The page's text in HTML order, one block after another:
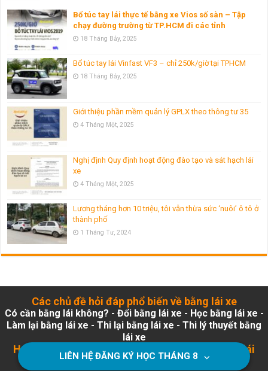
Bổ túc tay lái thực tế bằng xe Vios số sàn – Tập
chạy đường trường từ TP.HCM đi các tỉnh
18 Tháng Bảy, 2025
Bổ túc tay lái Vinfast VF3 – chỉ 250k/giờ tại TPHCM
18 Tháng Bảy, 2025
Giới thiệu phần mềm quản lý GPLX theo thông tư 35
4 Tháng Một, 2025
Nghị định Quy định hoạt động đào tạo và sát hạch lái
xe
4 Tháng Một, 2025
Lương tháng hơn 10 triệu, tôi vẫn thừa sức ‘nuôi’ ô tô ở
thành phố
1 Tháng Tư, 2024
Các chủ đề hỏi đáp phổ biến về bằng lái xe
Có cần bằng lái không? - Đổi bằng lái xe - Học bằng lái xe -
Làm lại bằng lái xe - Thi lại bằng lái xe - Thi lý thuyết bằng
lái xe
Học Lái Nhanh - Học lái xe B1, B2, C, bổ túc tay lái
thầy Tuấn- HocLaiNhanh.com
LIÊN HỆ ĐĂNG KÝ HỌC THÁNG 8 ⌵